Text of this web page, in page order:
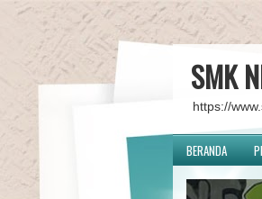
SMK
https://
BERANDA